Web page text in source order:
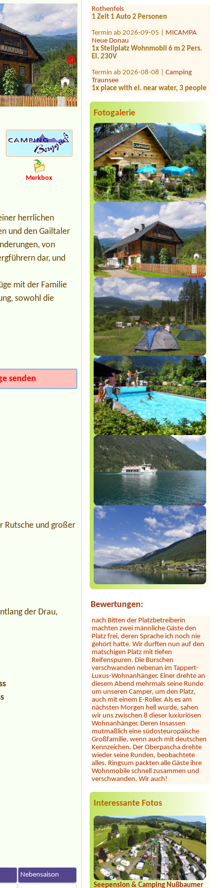
1 Zelt 1 Auto 2 Personen
Termin ab 2026-09-05 |MICAMPA
Neue Donau
1x Stellplatz Wohnmobil 6 m 2 Pers.
El. 230V
Termin ab 2026-08-08 |
Traunsee
1x place with el. near water, 3 people
Termin ab 2026-07-28 |Campingplatz
Judenstein
1x Zelt für 2 Personen
Termin ab 2026-08-29 |Camping
Grabner GmbH
2 places for tant and 4 people Near
water2 Tants
Termin ab 2026-08-04 |Camping
Zirngast
1 x place for 2 persons
Termin ab 2026-08-19 |Camping
Temel
1x STellplatz mit STrom 2 Personen /
großes Wohnmobil 9m lang
Termin ab 2026-08-22 |Camping
Mexico am Bodensee
1 Stellplatz für Wohwagen ca 7 m
Deichsellänge
Fotogalerie
Bewertungen:
Sylvia Vodel***
Die Bilder mit dem See täuschen. Der
See liegt ein Stück entfernt. Dafür ist
das Camping nah an der Autobahn.
Der Hammer kommt jetzt: dort hauste
war mit 2 Kleinbussen zugestellt. Erst
nach Bitten der Platzbetreiberin
machten zwei männliche Gäste den
Platz frei, deren Sprache ich noch nie
gehört hatte. Wir durften nun auf den
matschigen Platz mit tiefen
Reifenspuren. Die Burschen
verschwanden nebenan im Tappert-
Luxus-Wohnanhänger. Einer drehte an
diesem Abend mehrmals seine Runde
um unseren Camper, um den Platz,
auch mit einem E-Roller. Als es am
nächsten Morgen hell wurde, sahen
wir uns zwischen 8 dieser luxiuriösen
Wohnanhänger. Deren Insassen
mutmaßlich eine südosteuropäische
Großfamilie, wenn auch mit deutschen
Kennzeichen. Der Oberpascha drehte
wieder seine Runden, beobachtete
alles. Ringsum packten alle Gäste ihre
Wohnmobile schnell zusammen und
verschwanden. Wir auch!
Julia*****
Dieser Campingplatz ist wunderschön
gelegen direkt am See mit großer
Liegewiese und tollem Seezugang. Die
Sanitäranlagen sind sehr großzügig und
sauber. Seit heuer gibt es samstags
Feuerkörbe und Stockbrot am Strand
... unsere Kinder und auch wir
Erwachsene waren begeistert! Hier
fühlt man sich jederzeit willkommen,
wir können diesen Platz nur wärmstens
empfehlen!
Jörg Vopel*****
Interessante Fotos
Seepension & Camping Nußbaumer
Merkbox
herrlichen
und den Gailtaler
von
dar, und
mit der Familie
sowohl die
senden
Rutsche und großer
der Drau,
Nebensaison